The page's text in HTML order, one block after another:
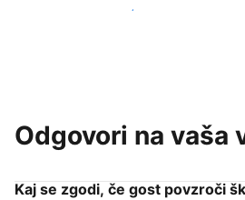
Pridruži se drugim gostiteljem
Odgovori na vaša
Kaj se zgodi, če gost povzroči